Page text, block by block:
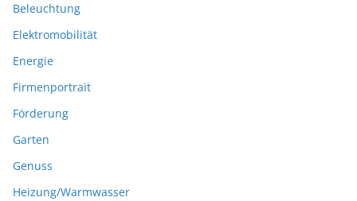
Beleuchtung
Elektromobilität
Energie
Firmenportrait
Förderung
Garten
Genuss
Heizung/Warmwasser